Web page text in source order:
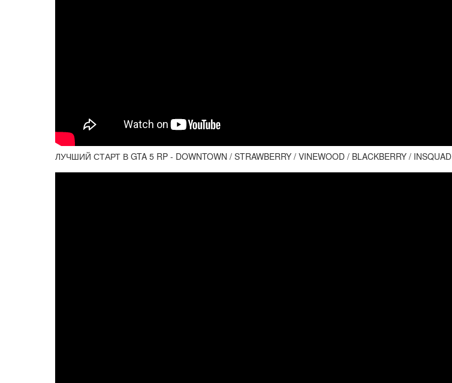
ЛУЧШИЙ СТАРТ В GTA 5 RP - DOWNTOWN / STRAWBERRY / VINEWOOD / BLACKBERRY / INSQUAD